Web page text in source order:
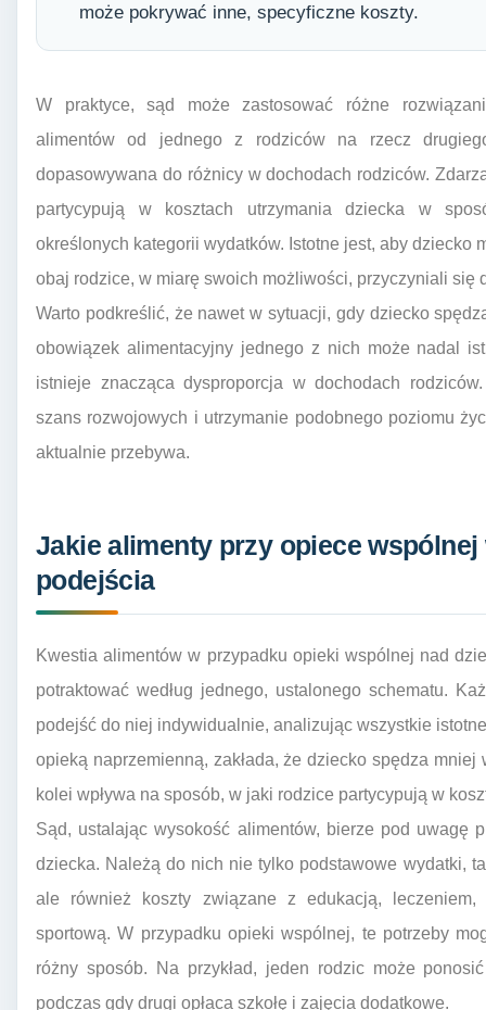
może pokrywać inne, specyficzne koszty.
W praktyce, sąd może zastosować różne
alimentów od jednego z rodziców na rzecz
dopasowywana do różnicy w dochodach rodziców.
partycypują w kosztach utrzymania dziecka w
określonych kategorii wydatków. Istotne jest, aby dziecko
obaj rodzice, w miarę swoich możliwości, przyczyniali się
Warto podkreślić, że nawet w sytuacji, gdy dziecko
obowiązek alimentacyjny jednego z nich może nadal
istnieje znacząca dysproporcja w dochodach
szans rozwojowych i utrzymanie podobnego poziomu
aktualnie przebywa.
Jakie alimenty przy opiece
podejścia
Kwestia alimentów w przypadku opieki wspólnej nad
potraktować według jednego, ustalonego schematu.
podejść do niej indywidualnie, analizując wszystkie
opieką naprzemienną, zakłada, że dziecko spędza
kolei wpływa na sposób, w jaki rodzice partycypują w
Sąd, ustalając wysokość alimentów, bierze pod uwagę
dziecka. Należą do nich nie tylko podstawowe wydatki,
ale również koszty związane z edukacją, leczeniem,
sportową. W przypadku opieki wspólnej, te potrzeby
różny sposób. Na przykład, jeden rodzic może
podczas gdy drugi opłaca szkołę i zajęcia dodatkowe.